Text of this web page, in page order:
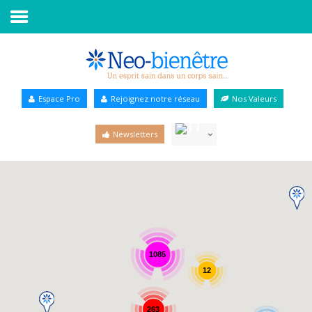
Annuaire Bien-être
Espace Pro Rejoignez notre réseau Nos Valeurs
Newsletters
1085
263
12